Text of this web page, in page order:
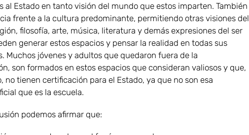
al Estado en tanto visión del mundo que estos imparten. También
frente a la cultura predominante, permitiendo otras visiones del
filosofía, arte, música, literatura y demás expresiones del ser
generar estos espacios y pensar la realidad en todas sus
Muchos jóvenes y adultos que quedaron fuera de la
son formados en estos espacios que consideran valiosos y que,
no tienen certificación para el Estado, ya que no son esa
que es la escuela.
podemos afirmar que: